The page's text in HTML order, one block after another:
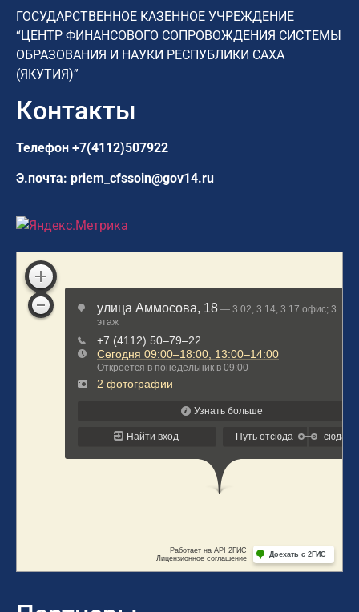
ГОСУДАРСТВЕННОЕ КАЗЕННОЕ УЧРЕЖДЕНИЕ
“ЦЕНТР ФИНАНСОВОГО СОПРОВОЖДЕНИЯ СИСТЕМЫ
ОБРАЗОВАНИЯ И НАУКИ РЕСПУБЛИКИ САХА
(ЯКУТИЯ)”
Контакты
Телефон +7(4112)507922
Э.почта: priem_cfssoin@gov14.ru